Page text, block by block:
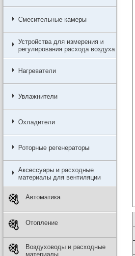
Смесительные камеры
Устройства для измерения и
регулирования расхода воздуха
Нагреватели
Увлажнители
Охладители
Роторные регенераторы
Аксессуары и расходные
материалы для вентиляции
Автоматика
Отопление
Воздуховоды и расходные
материалы